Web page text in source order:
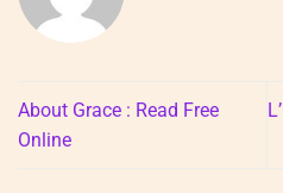
About Grace : Read Free
Online